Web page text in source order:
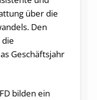
über die
Den
die
Geschäftsjahr
bilden ein